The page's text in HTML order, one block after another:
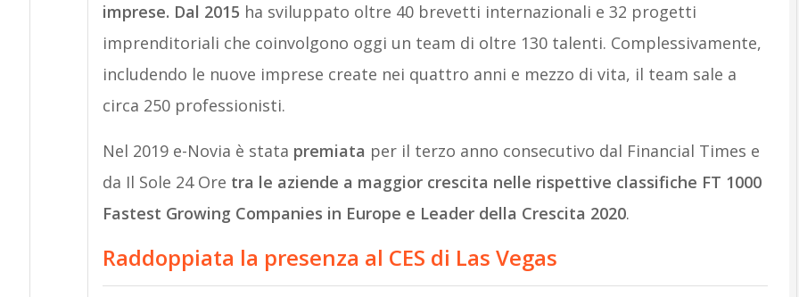
imprese. Dal 2015 ha sviluppato oltre 40 brevetti internazionali e 32 progetti
imprenditoriali che coinvolgono oggi un team di oltre 130 talenti. Complessivamente,
includendo le nuove imprese create nei quattro anni e mezzo di vita, il team sale a
circa 250 professionisti.
Nel 2019 e-Novia è stata premiata per il terzo anno consecutivo dal Financial Times e
da Il Sole 24 Ore tra le aziende a maggior crescita nelle rispettive classifiche FT 1000
Fastest Growing Companies in Europe e Leader della Crescita 2020.
Raddoppiata la presenza al CES di Las Vegas